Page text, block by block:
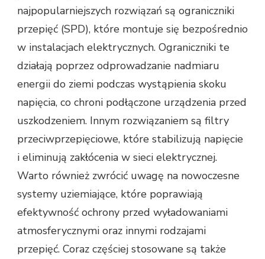
najpopularniejszych rozwiązań są ograniczniki
przepięć (SPD), które montuje się bezpośrednio
w instalacjach elektrycznych. Ograniczniki te
działają poprzez odprowadzanie nadmiaru
energii do ziemi podczas wystąpienia skoku
napięcia, co chroni podłączone urządzenia przed
uszkodzeniem. Innym rozwiązaniem są filtry
przeciwprzepięciowe, które stabilizują napięcie
i eliminują zakłócenia w sieci elektrycznej.
Warto również zwrócić uwagę na nowoczesne
systemy uziemiające, które poprawiają
efektywność ochrony przed wyładowaniami
atmosferycznymi oraz innymi rodzajami
przepięć. Coraz częściej stosowane są także